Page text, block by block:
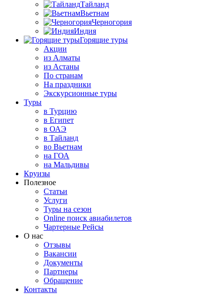
Тайланд
Вьетнам
Черногория
Индия
Горящие туры
Акции
из Алматы
из Астаны
По странам
На праздники
Экскурсионные туры
Туры
в Турцию
в Египет
в ОАЭ
в Тайланд
во Вьетнам
на ГОА
на Мальдивы
Круизы
Полезное
Статьи
Услуги
Туры на сезон
Online поиск авиабилетов
Чартерные Рейсы
О нас
Отзывы
Вакансии
Документы
Партнеры
Обращение
Контакты